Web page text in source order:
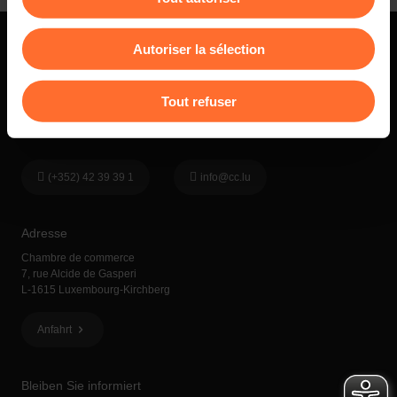
Vous avez la possibilité de modifier ou retirer votre
consentement à tout moment en cliquant sur l’icône
flottante en bas à gauche de chaque page.
Pour de plus amples informations sur la manière dont
nous utilisons lescookies et sommes amenés à traiter
vos données personnelles, vous pouvez consulter notre
protection des données personnelles
Autoriser la sélection
Tout refuser
Bleiben Sie informiert
Adresse
Chambre de commerce
7, rue Alcide de Gasperi
L-1615 Luxembourg-Kirchberg
Anfahrt
(+352) 42 39 39 1 info@cc.lu